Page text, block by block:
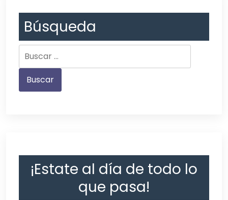
Búsqueda
¡Estate al día de todo lo
que pasa!